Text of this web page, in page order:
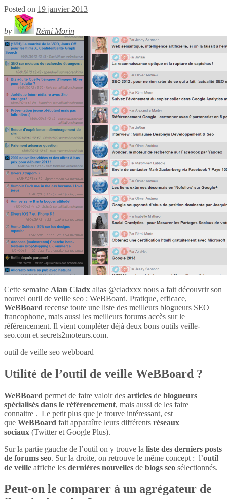
Posted on 19 janvier 2013
by Rémi Morin
Cette semaine Alan Cladx alias @cladxxx nous a fait découvrir son
nouvel outil de veille seo : WeBBoard. Pratique, efficace,
WeBBoard recense toute une liste des meilleurs blogueurs SEO
francophone, mais aussi les meilleurs forums accès sur le
référencement. Il vient compléter déjà deux bons outils veille-
seo.com et secrets2moteurs.com.
outil de veille seo webboard
Utilité de l’outil de veille WeBBoard ?
WeBBoard permet de faire valoir des articles de blogueurs
spécialisés dans le référencement, mais aussi de les faire
connaitre . Le petit plus que je trouve intéressant, est
que WeBBoard fait apparaître leurs différents réseaux
sociaux (Twitter et Google Plus).
Sur la partie gauche de l’outil on y trouve la liste des derniers posts
de forums seo. Sur la droite, on retrouve le même concept : l’outil
de veille affiche les dernières nouvelles de blogs seo sélectionnés.
Peut-on le comparer à un agrégateur de